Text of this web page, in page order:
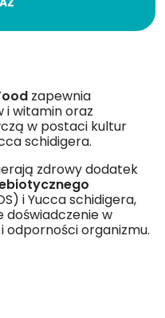
zapewnia
i witamin oraz
w postaci kultur
schidigera.
zdrowy dodatek
i Yucca schidigera,
w
odporności organizmu.